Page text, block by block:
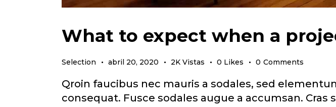
What to expect when a
Selection abril 20, 2020 2K Vistas 0 Likes 0 Comments
Qroin faucibus nec mauris a sodales, sed
consequat. Fusce sodales augue a accumsan.